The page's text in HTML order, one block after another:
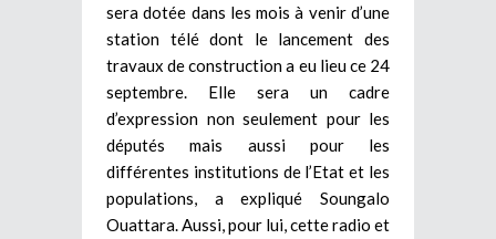
sera dotée dans les mois à venir d’une
station télé dont le lancement des
travaux de construction a eu lieu ce 24
septembre. Elle sera un cadre
d’expression non seulement pour les
députés mais aussi pour les
différentes institutions de l’Etat et les
populations, a expliqué Soungalo
Ouattara. Aussi, pour lui, cette radio et